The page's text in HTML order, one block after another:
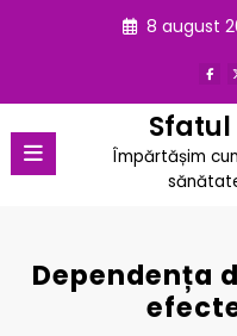
8 august
Împărtășim
Dependența